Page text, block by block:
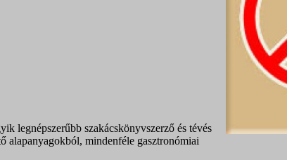
legnépszerűbb szakácskönyvszerző és tévés
alapanyagokból, mindenféle gasztronómiai